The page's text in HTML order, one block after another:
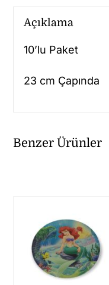
Açıklama
10’lu Paket
23 cm Çapında
Benzer Ürünler